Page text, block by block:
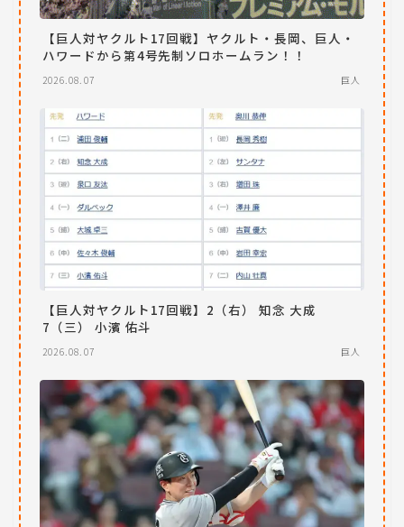
【巨人対ヤクルト17回戦】ヤクルト・長岡、巨人・
ハワードから第4号先制ソロホームラン！！
2026.08.07 巨人
【巨人対ヤクルト17回戦】2（右） 知念 大成
7（三） 小濱 佑斗
2026.08.07 巨人